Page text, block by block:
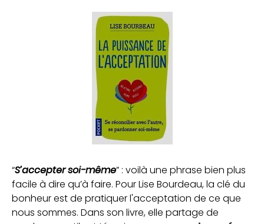
“S’accepter soi-même” : voilà une phrase bien plus
facile à dire qu’à faire. Pour Lise Bourdeau, la clé du
bonheur est de pratiquer l'acceptation de ce que
nous sommes. Dans son livre, elle partage de